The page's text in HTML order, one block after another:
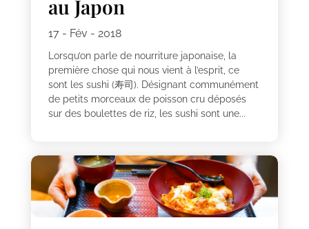
au Japon
17 - Fév - 2018
Lorsqu’on parle de nourriture japonaise, la
première chose qui nous vient à l’esprit, ce
sont les sushi (寿司). Désignant communément
de petits morceaux de poisson cru déposés
sur des boulettes de riz, les sushi sont une...